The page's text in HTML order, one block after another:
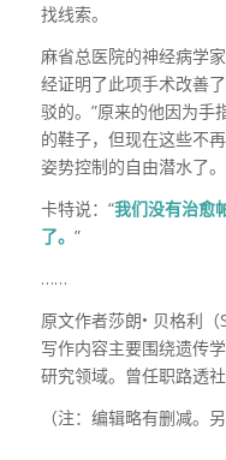
找线索。
麻省总医院的神经病学
经证明了此项手术改善
驳的。”原来的他因为手
的鞋子，但现在这些不
姿势控制的自由潜水了。
卡特说：“我们没有治愈
了。 ”
……
原文作者莎朗• 贝格利
写作内容主要围绕遗传
研究领域。曾任职路透
（注：编辑略有删减。